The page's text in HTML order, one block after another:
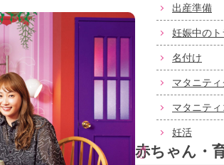
出産準備
妊娠中の
名付け
マタニテ
マタニテ
妊活
赤ちゃん・